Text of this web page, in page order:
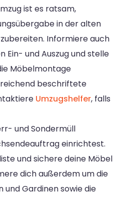
ist es ratsam,
in der alten
Informiere auch
Ein- und Auszug und stelle
Möbelmontage
beschriftete
Umzugshelfer, falls
und Sondermüll
einrichtest.
und sichere deine Möbel
dich außerdem um die
und Gardinen sowie die